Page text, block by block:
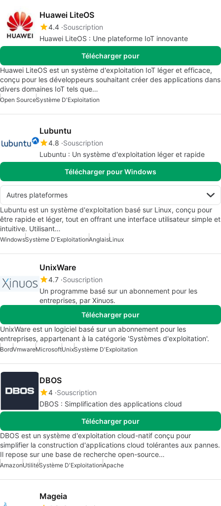
Huawei LiteOS
4.4 Souscription
Huawei LiteOS : Une plateforme IoT innovante
Télécharger pour
Huawei LiteOS est un système d'exploitation IoT léger et efficace,
conçu pour les développeurs souhaitant créer des applications dans
divers domaines IoT tels que…
Open SourceSystème D'Exploitation
Lubuntu
4.8 Souscription
Lubuntu : Un système d'exploitation léger et rapide
Télécharger pour Windows
Autres plateformes
Lubuntu est un système d'exploitation basé sur Linux, conçu pour
être rapide et léger, tout en offrant une interface utilisateur simple et
intuitive. Utilisant…
WindowsSystème D'ExploitationAnglaisLinux
UnixWare
4.7 Souscription
Un programme basé sur un abonnement pour les
entreprises, par Xinuos.
Télécharger pour
UnixWare est un logiciel basé sur un abonnement pour les
entreprises, appartenant à la catégorie 'Systèmes d'exploitation'.
BordVmwareMicrosoftUnixSystème D'Exploitation
DBOS
4 Souscription
DBOS : Simplification des applications cloud
Télécharger pour
DBOS est un système d'exploitation cloud-natif conçu pour
simplifier la construction d'applications cloud tolérantes aux pannes.
Il repose sur une base de recherche open-source…
AmazonUtilitéSystème D'ExploitationApache
Mageia